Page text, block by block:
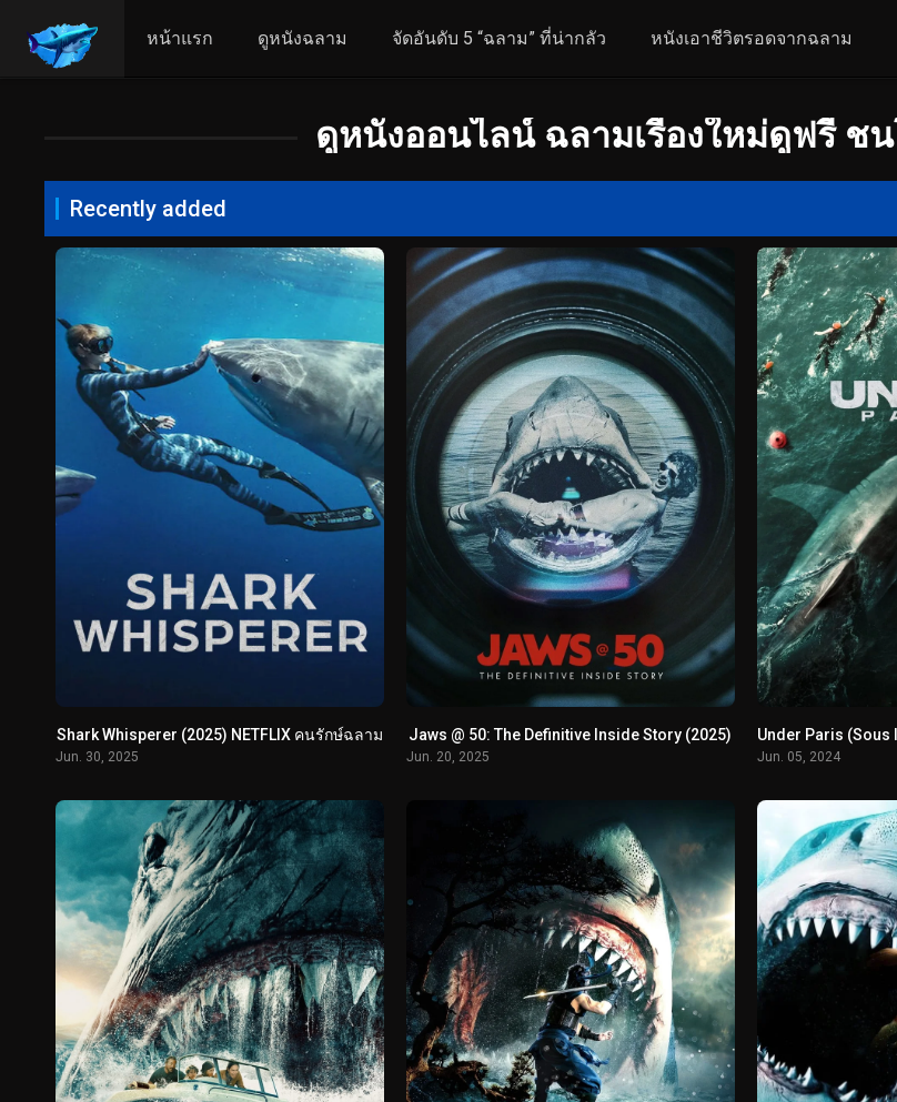
หน้าแรก ดูหนังฉลาม จัดอันดับ 5 “ฉลาม” ที่น่ากลัว หนังเอาชีวิตรอดจากฉลาม
ดูหนังออนไลน์ ฉลามเรื่องใหม่ดูฟรี ชน
Recently added
Shark Whisperer (2025) NETFLIX คนรักษ์ฉลาม
Jun. 30, 2025
Jaws @ 50: The Definitive Inside Story (2025)
Jun. 20, 2025 Jun. 05, 2024